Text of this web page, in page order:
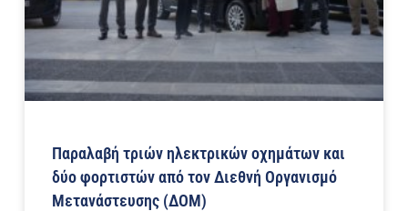
Παραλαβή τριών ηλεκτρικών οχημάτων και
δύο φορτιστών από τον Διεθνή Οργανισμό
Μετανάστευσης (ΔΟΜ)